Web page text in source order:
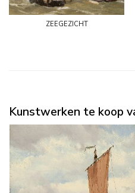
zeegezicht
Kunstwerken te koop